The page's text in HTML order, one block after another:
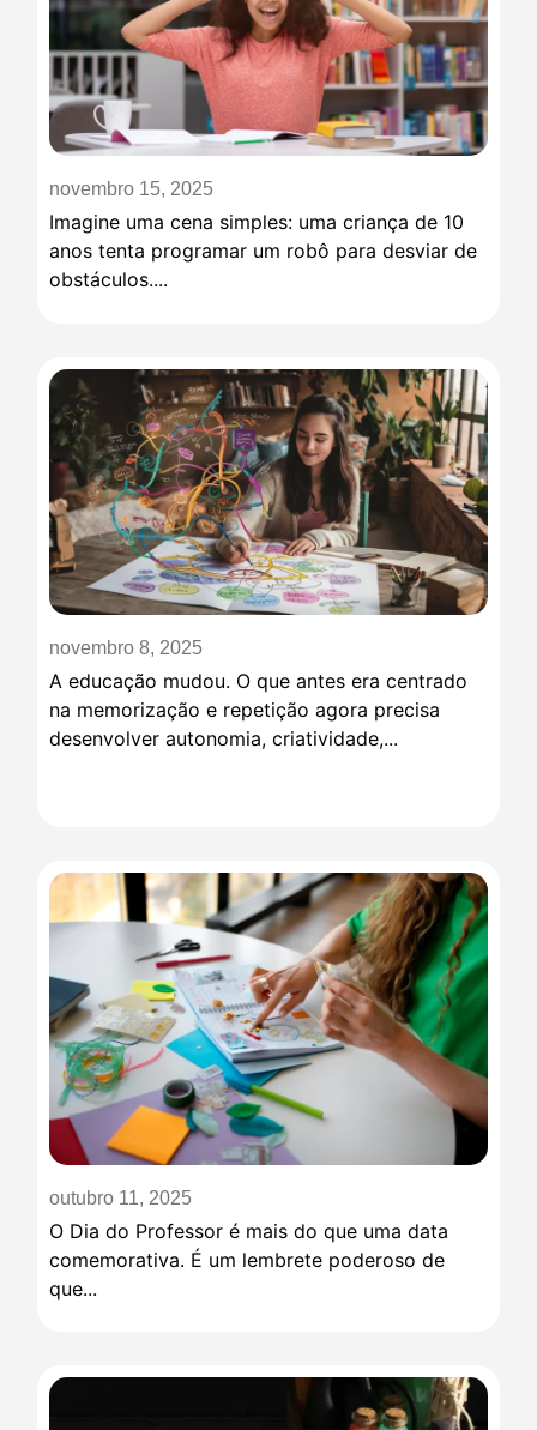
novembro 15, 2025
Imagine uma cena simples: uma criança de 10
anos tenta programar um robô para desviar de
obstáculos....
novembro 8, 2025
A educação mudou. O que antes era centrado
na memorização e repetição agora precisa
desenvolver autonomia, criatividade,...
outubro 11, 2025
O Dia do Professor é mais do que uma data
comemorativa. É um lembrete poderoso de
que...